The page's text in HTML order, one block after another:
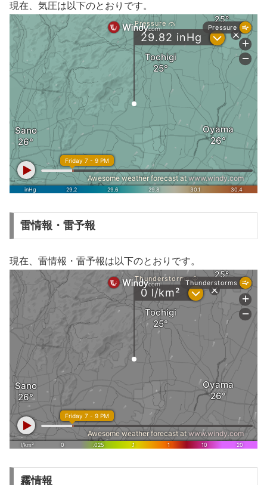
現在、気圧は以下のとおりです。
雷情報・雷予報
現在、雷情報・雷予報は以下のとおりです。
霧情報